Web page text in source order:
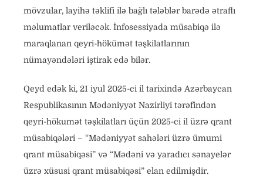
mövzular, layihə təklifi ilə bağlı tələblər barədə ətraflı
məlumatlar veriləcək. İnfosessiyada müsabiqə ilə
maraqlanan qeyri-hökümət təşkilatlarının
nümayəndələri iştirak edə bilər.
Qeyd edək ki, 21 iyul 2025-ci il tarixində Azərbaycan
Respublikasının Mədəniyyət Nazirliyi tərəfindən
qeyri-hökumət təşkilatları üçün 2025-ci il üzrə qrant
müsabiqələri – “Mədəniyyət sahələri üzrə ümumi
qrant müsabiqəsi” və “Mədəni və yaradıcı sənayelər
üzrə xüsusi qrant müsabiqəsi” elan edilmişdir.